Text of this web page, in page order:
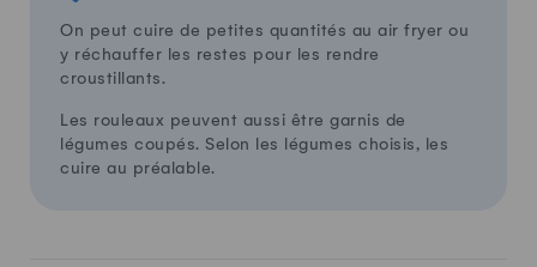
On peut cuire de petites quantités au air fryer ou
y réchauffer les restes pour les rendre
croustillants.
Les rouleaux peuvent aussi être garnis de
légumes coupés. Selon les légumes choisis, les
cuire au préalable.